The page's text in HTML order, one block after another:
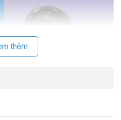
Quan Sát Ban Đêm Nâng Cao
thêm